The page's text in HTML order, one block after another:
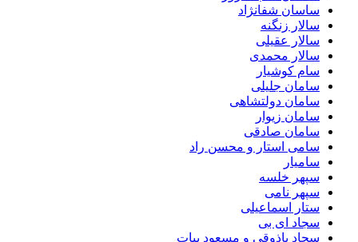
ساسان شفانژاد
سالار زنگنه
سالار عقیلی
سالار محمدی
سام کوشیار
سامان جلیلی
سامان دولتشاهی
سامان زیوار
سامان صادقی
سامی استار و محسن راد
سامیار
سپهر خلسه
سپهر نامی
ستار اسماعیلی
سجاد ای بی
سجاد باذوقی و مسعود بیات